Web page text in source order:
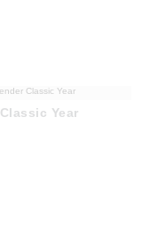
Classic Year